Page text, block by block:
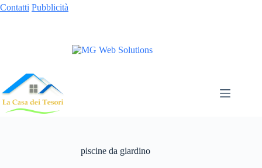
Contatti Pubblicità
piscine da giardino